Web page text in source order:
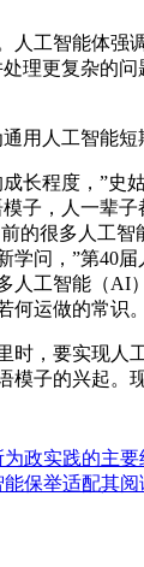
工智能体强调
理更复杂的
人工智能短
程度，”史姑
子，人一辈
的很多人工
学问，”第40
人工智能（AI
何运做的常识
，要实现人工
模子的兴起。
政实践的主要
保举适配其阅